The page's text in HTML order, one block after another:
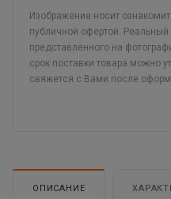
Изображение носит
публичной офертой.
представленного на
срок поставки товара можно
свяжется с Вами после
ОПИСАНИЕ